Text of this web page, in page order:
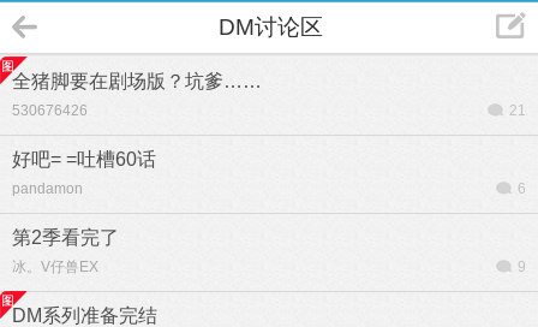
DM讨论区
全猪脚要在剧场版？坑爹……
530676426 21
好吧= =吐槽60话
pandamon 6
第2季看完了
冰。V仔兽EX 9
DM系列准备完结